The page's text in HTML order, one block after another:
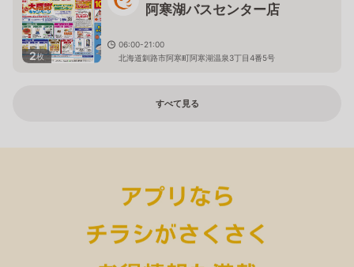
2枚
阿寒湖バスセンター店
06:00-21:00
北海道釧路市阿寒町阿寒湖温泉3丁目4番5号
すべて見る